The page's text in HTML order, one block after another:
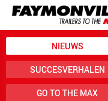
NIEUWS
SUCCESVERHALEN
GO TO THE MAX